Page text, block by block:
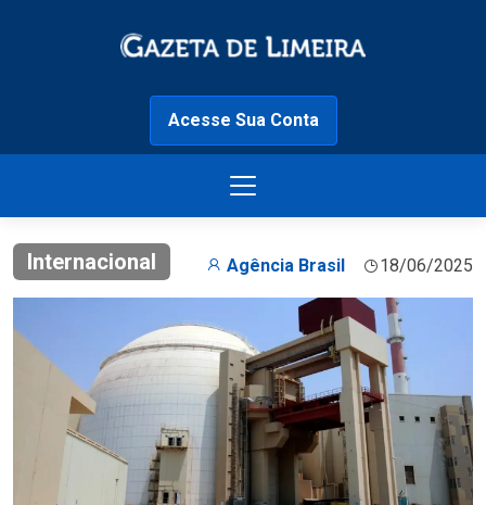
Acesse Sua Conta
Internacional Agência Brasil 18/06/2025